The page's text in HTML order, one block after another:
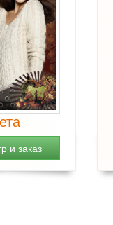
и заказ